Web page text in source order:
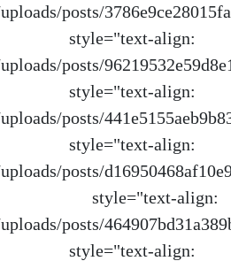
posts/
posts/
posts/
posts/
p><p
posts/